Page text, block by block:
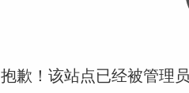
抱歉！该站点已经被管理